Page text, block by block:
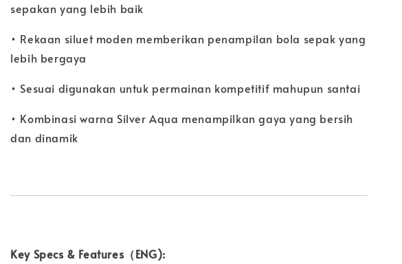
sepakan yang lebih baik
• Rekaan siluet moden memberikan penampilan bola sepak yang
lebih bergaya
• Sesuai digunakan untuk permainan kompetitif mahupun santai
• Kombinasi warna Silver Aqua menampilkan gaya yang bersih
dan dinamik
Key Specs & Features（ENG):